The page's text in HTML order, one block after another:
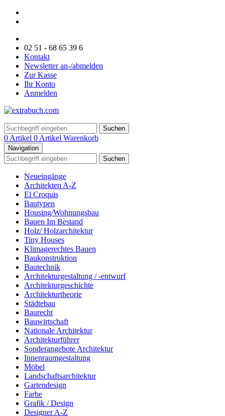
02 51 - 68 65 39 6
Kontakt
Newsletter an-/abmelden
Zur Kasse
Ihr Konto
Anmelden
Suchen
0 Artikel 0 Artikel Warenkorb
Navigation
Suchen
Neueingänge
Architekten A-Z
El Croquis
Bautypen
Housing/Wohnungsbau
Bauen Im Bestand
Holz/ Holzarchitektur
Tiny Houses
Klimagerechtes Bauen
Baukonstruktion
Bautechnik
Architekturgestaltung / -entwurf
Architekturgeschichte
Architekturtheorie
Städtebau
Baurecht
Bauwirtschaft
Nationale Architektur
Architekturführer
Sonderangebote Architektur
Innenraumgestaltung
Möbel
Landschaftsarchitektur
Gartendesign
Farbe
Grafik / Design
Designer A-Z